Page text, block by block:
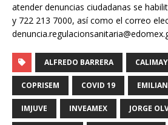
atender denuncias ciudadanas se
y 722 213 7000, así como el correo
ALFREDO BARRERA
COPRISEM COVID 19
IMJUVE INVEAMEX JORGE